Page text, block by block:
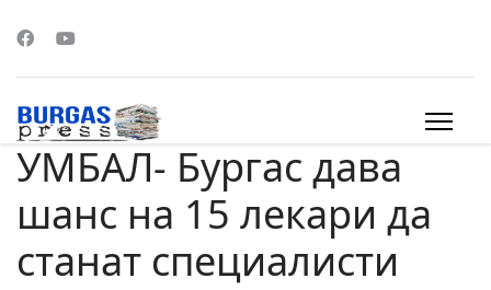
УМБАЛ- Бургас дава
шанс на 15 лекари да
станат специалисти